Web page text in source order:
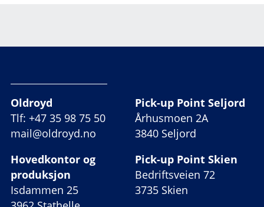
Oldroyd
Tlf: +47 35 98 75 50
mail@oldroyd.no
Hovedkontor og
produksjon
Isdammen 25
Pick-up Point Seljord
Århusmoen 2A
3840 Seljord
Pick-up Point Skien
Bedriftsveien 72
3735 Skien